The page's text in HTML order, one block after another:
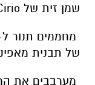
שמן זית של Cirio
של תבנית
מערבבים את